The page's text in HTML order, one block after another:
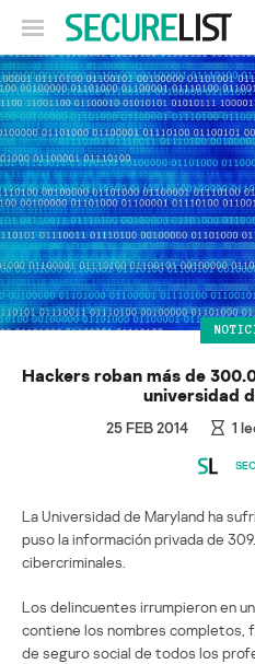
Hackers roban más de
universidad
25 FEB 2014 1
La Universidad de Maryland ha
puso la información privada de
cibercriminales.
Los delincuentes irrumpieron en
contiene los nombres completos,
de seguro social de todos los